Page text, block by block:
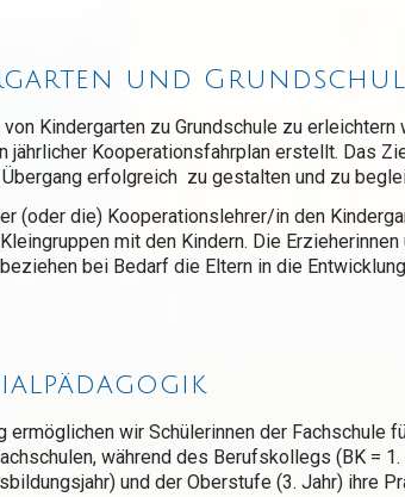
und
Kindergarten zu Grundschule zu erleichtern
jährlicher Kooperationsfahrplan erstellt. Das
erfolgreich zu gestalten und zu
(oder die) Kooperationslehrer/in den
mit den Kindern. Die Erzieherinnen
bei Bedarf die Eltern in die
wir Schülerinnen der Fachschule
während des Berufskollegs (BK = 1.
und der Oberstufe (3. Jahr) ihre